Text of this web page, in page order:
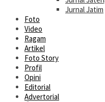
Jurnal Jatim
Foto
Video
Ragam
Artikel
Foto Story
Profil
Opini
Editorial
Advertorial